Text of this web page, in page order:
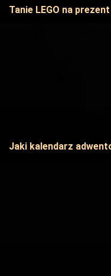
Tanie LEGO na
Jaki kalendarz